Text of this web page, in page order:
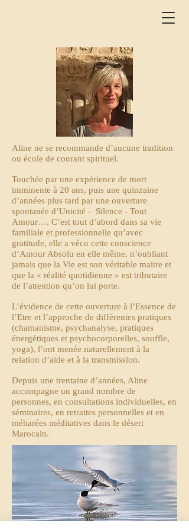
Aline ne se recommande d’aucune tradition
ou école de courant spirituel.
Touchée par une expérience de mort
imminente à 20 ans, puis une quinzaine
d’années plus tard par une ouverture
spontanée d’Unicité - Silence - Tout
Amour…. C’est tout d’abord dans sa vie
familiale et professionnelle qu’avec
gratitude, elle a vécu cette conscience
d’Amour Absolu en elle même, n’oubliant
jamais que la Vie est son véritable maitre et
que la « réalité quotidienne » est tributaire
de l’attention qu’on lui porte.
L’évidence de cette ouverture à l’Essence de
l’Etre et l’approche de différentes pratiques
(chamanisme, psychanalyse, pratiques
énergétiques et psychocorporelles, souffle,
yoga), l’ont menée naturellement à la
relation d’aide et à la transmission.
Depuis une trentaine d’années, Aline
accompagne un grand nombre de
personnes, en consultations individuelles, en
séminaires, en retraites personnelles et en
méharées méditatives dans le désert
Marocain.